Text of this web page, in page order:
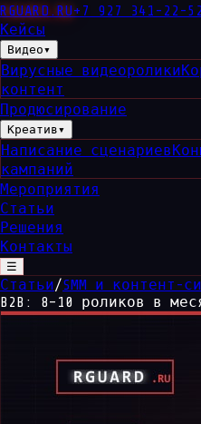
RGUARD .RU+7 927 341-22-52
Кейсы
Видео▾
Вирусные видеоролики
контент
Продюсирование
Креатив▾
Написание сценариев
кампаний
Мероприятия
Статьи
Решения
Контакты
☰
Статьи/SMM и контент-
B2B: 8–10 роликов в